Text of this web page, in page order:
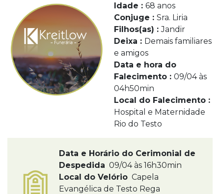
Idade : 68 anos
Conjuge : Sra. Liria
Filhos(as) :Jandir
Deixa : Demais familiares
e amigos
Data e hora do
Falecimento : 09/04 às
04h50min
Local do Falecimento :
Hospital e Maternidade
Rio do Testo
Data e Horário do Cerimonial de
Despedida 09/04 às 16h30min
Local do Velório Capela
Evangélica de Testo Rega